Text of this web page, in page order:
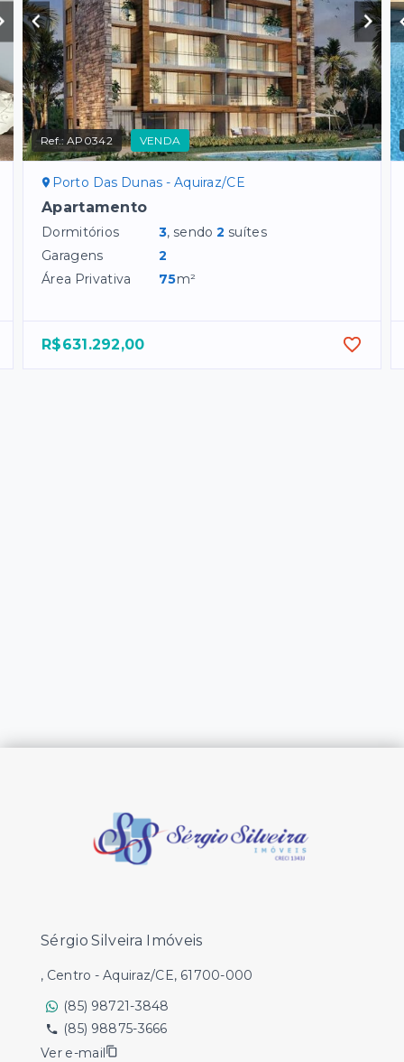
Ref.:AP0342 VENDA
Porto Das Dunas - Aquiraz/CE
Apartamento
Dormitórios 3, sendo2 suítes
Garagens
2
Área Privativa
75m²
R$631.292,00
Sérgio Silveira Imóveis
, Centro - Aquiraz/CE, 61700-000
(85) 98721-3848
(85) 98875-3666
Ver e-mail